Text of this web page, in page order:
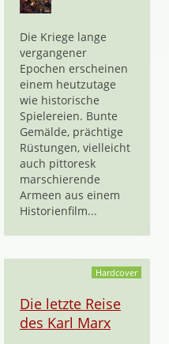
Die Kriege lange
vergangener
Epochen erscheinen
einem heutzutage
wie historische
Spielereien. Bunte
Gemälde, prächtige
Rüstungen, vielleicht
auch pittoresk
marschierende
Armeen aus einem
Historienfilm...
Hardcover
Die letzte Reise
des Karl Marx